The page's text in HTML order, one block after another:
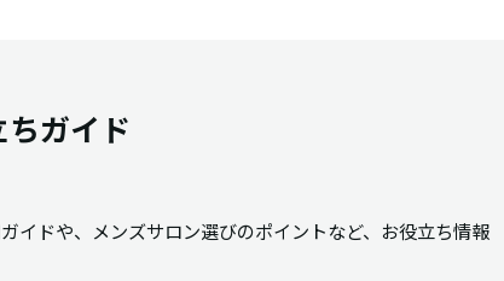
ちガイド
イドや、メンズサロン選びのポイントなど、お役立ち情報